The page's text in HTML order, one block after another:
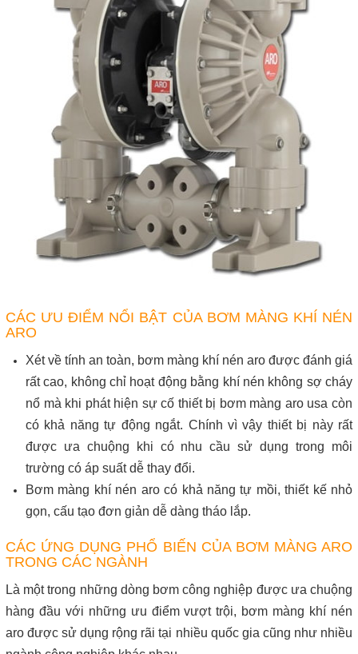
CÁC ƯU ĐIỂM NỔI BẬT CỦA BƠM MÀNG KHÍ NÉN
ARO
Xét về tính an toàn, bơm màng khí nén aro được đánh giá
rất cao, không chỉ hoạt động bằng khí nén không sợ cháy
nổ mà khi phát hiện sự cố thiết bị bơm màng arousa còn
có khả năng tự động ngắt. Chính vì vậy thiết bị này rất
được ưa chuộng khi có nhu cầu sử dụng trong môi
trường có áp suất dễ thay đổi.
Bơm màng khí nén aro có khả năng tự mồi, thiết kế nhỏ
gọn, cấu tạo đơn giản dễ dàng tháo lắp.
CÁC ỨNG DỤNG PHỔ BIẾN CỦA BƠM MÀNG ARO
TRONG CÁC NGÀNH
Là một trong những dòng bơm công nghiệp được ưa chuộng
hàng đầu với những ưu điểm vượt trội, bơm màng khí nén
aro được sử dụng rộng rãi tại nhiều quốc gia cũng như nhiều